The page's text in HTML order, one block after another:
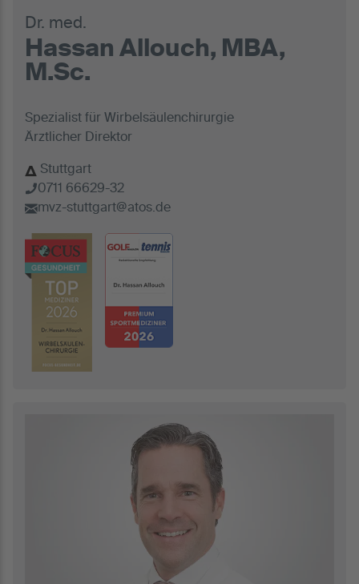
Dr. med.
Hassan Allouch, MBA,
M.Sc.
Spezialist für Wirbelsäulenchirurgie
Ärztlicher Direktor
Stuttgart
0711 66629-32
mvz-stuttgart@atos.de